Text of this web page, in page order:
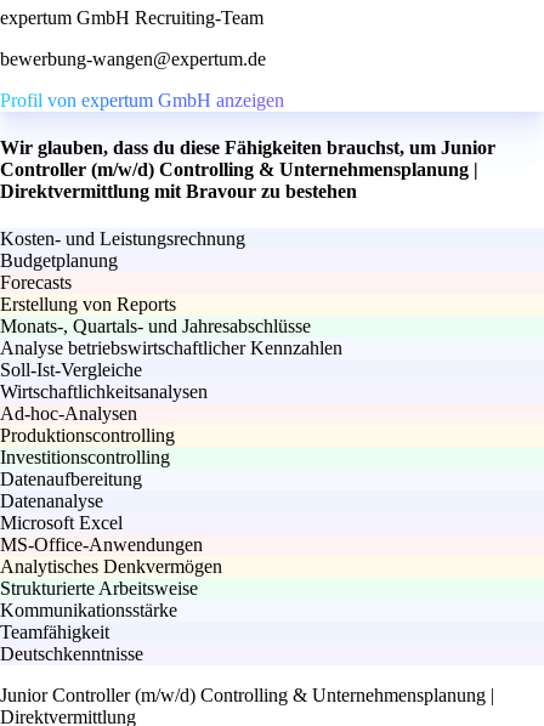
expertum GmbH Recruiting-Team
bewerbung-wangen@expertum.de
Profil von expertum GmbH anzeigen
Wir glauben, dass du diese Fähigkeiten brauchst, um Junior
Controller (m/w/d) Controlling & Unternehmensplanung |
Direktvermittlung mit Bravour zu bestehen
Kosten- und Leistungsrechnung
Budgetplanung
Forecasts
Erstellung von Reports
Monats-, Quartals- und Jahresabschlüsse
Analyse betriebswirtschaftlicher Kennzahlen
Soll-Ist-Vergleiche
Wirtschaftlichkeitsanalysen
Ad-hoc-Analysen
Produktionscontrolling
Investitionscontrolling
Datenaufbereitung
Datenanalyse
Microsoft Excel
MS-Office-Anwendungen
Analytisches Denkvermögen
Strukturierte Arbeitsweise
Kommunikationsstärke
Teamfähigkeit
Deutschkenntnisse
Junior Controller (m/w/d) Controlling & Unternehmensplanung |
Direktvermittlung